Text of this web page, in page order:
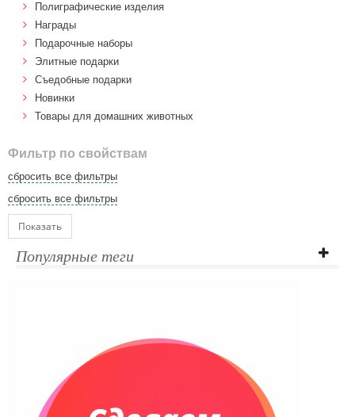
Полиграфические изделия
Награды
Подарочные наборы
Элитные подарки
Cъедобные подарки
Новинки
Товары для домашних животных
Фильтр по свойствам
сбросить все фильтры
сбросить все фильтры
Показать
Популярные теги